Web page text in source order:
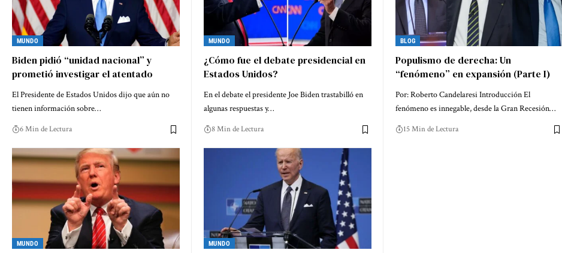
MUNDO
Biden pidió “unidad nacional” y
prometió investigar el atentado
El Presidente de Estados Unidos dijo que aún no
tienen información sobre…
6 Min de Lectura
MUNDO
¿Cómo fue el debate presidencial en
Estados Unidos?
En el debate el presidente Joe Biden trastabilló en
algunas respuestas y…
8 Min de Lectura
BLOG
Populismo de derecha: Un
“fenómeno” en expansión (Parte I)
Por: Roberto Candelaresi Introducción El
fenómeno es innegable, desde la Gran Recesión…
15 Min de Lectura
MUNDO MUNDO